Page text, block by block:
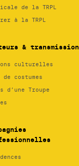
de la TRPL
à la TRPL
& transmission
culturelles
de costumes
d’une Troupe